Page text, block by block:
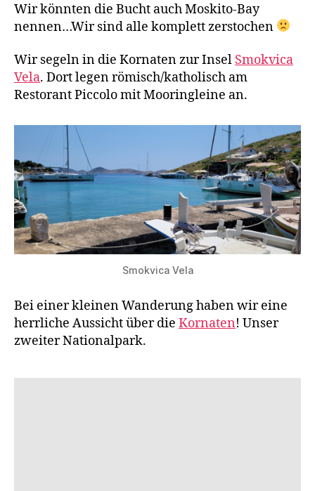
Wir könnten die Bucht auch Moskito-Bay
nennen…Wir sind alle komplett zerstochen
Wir segeln in die Kornaten zur Insel Smokvica
Vela. Dort legen römisch/katholisch am
Restorant Piccolo mit Mooringleine an.
Smokvica Vela
Bei einer kleinen Wanderung haben wir eine
herrliche Aussicht über die Kornaten! Unser
zweiter Nationalpark.